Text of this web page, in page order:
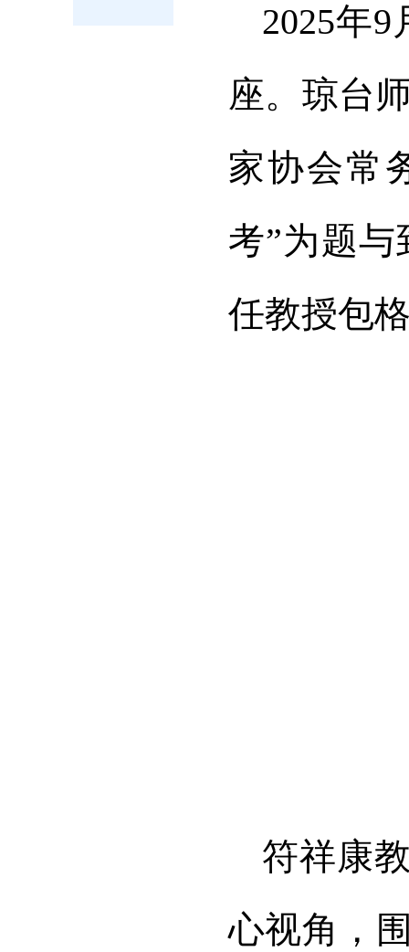
2025年
座。琼台
家协会常
考”为题
任教授包
符祥康
心视角，